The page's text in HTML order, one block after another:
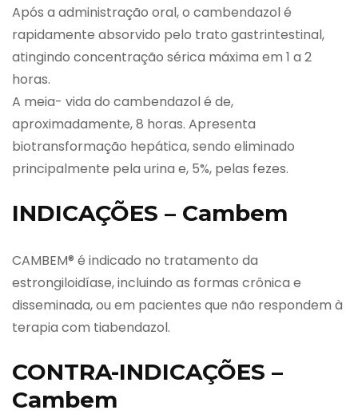
Após a administração oral, o cambendazol é
rapidamente absorvido pelo trato gastrintestinal,
atingindo concentração sérica máxima em 1 a 2
horas.
A meia- vida do cambendazol é de,
aproximadamente, 8 horas. Apresenta
biotransformação hepática, sendo eliminado
principalmente pela urina e, 5%, pelas fezes.
INDICAÇÕES – Cambem
CAMBEM® é indicado no tratamento da
estrongiloidíase, incluindo as formas crônica e
disseminada, ou em pacientes que não respondem à
terapia com tiabendazol.
CONTRA-INDICAÇÕES –
Cambem